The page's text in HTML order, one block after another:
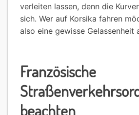
verleiten lassen, denn die
sich. Wer auf Korsika fahren
also eine gewisse Gelassenheit
Französische
beachten